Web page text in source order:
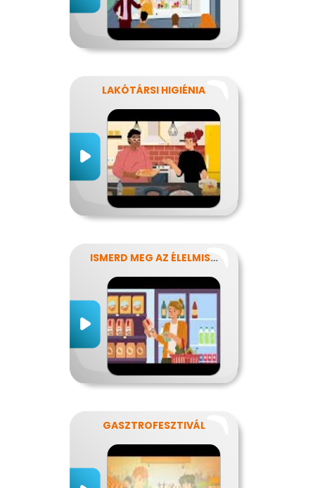
LAKÓTÁRSI HIGIÉNIA
ISMERD MEG AZ ÉLELMISZEREK TITKAIT!
GASZTROFESZTIVÁL